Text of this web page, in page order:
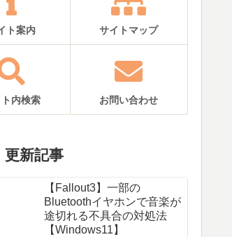
ト案内 サイトマップ
内検索 お問い合わせ
更新記事
【Fallout3】一部の
Bluetoothイヤホンで音楽が
途切れる不具合の対処法
【Windows11】